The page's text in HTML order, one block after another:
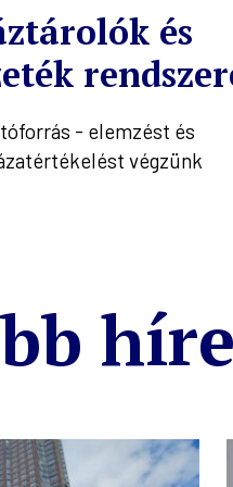
és
- elemzést és
végzünk